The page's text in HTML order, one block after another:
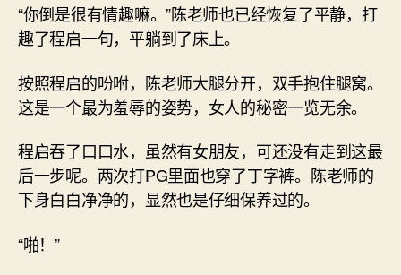
“你倒是很有情趣嘛。”陈老师也已经恢复了平静，打
趣了程启一句，平躺到了床上。
按照程启的吩咐，陈老师大腿分开，双手抱住腿窝。
这是一个最为羞辱的姿势，女人的秘密一览无余。
程启吞了口口水，虽然有女朋友，可还没有走到这最
后一步呢。两次打PG里面也穿了丁字裤。陈老师的
下身白白净净的，显然也是仔细保养过的。
“啪！”